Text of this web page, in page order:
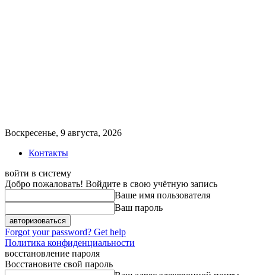
Воскресенье, 9 августа, 2026
Контакты
войти в систему
Добро пожаловать! Войдите в свою учётную запись
Ваше имя пользователя
Ваш пароль
Forgot your password? Get help
Политика конфиденциальности
восстановление пароля
Восстановите свой пароль